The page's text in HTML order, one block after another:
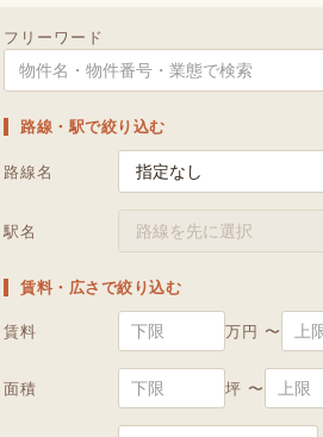
フリーワード
路線・駅で絞り込む
路線名
駅名
賃料・広さで絞り込む
賃料 万円 〜
面積 坪 〜